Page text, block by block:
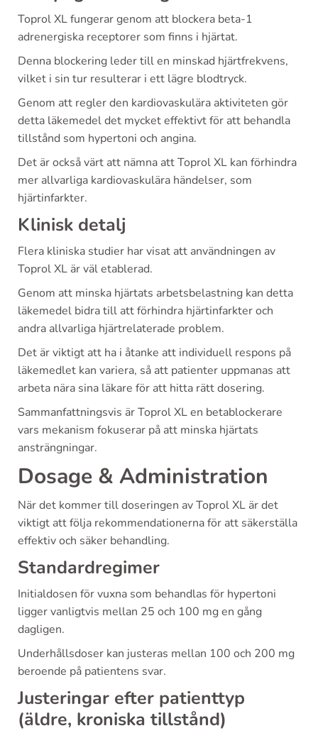
Toprol XL fungerar genom att blockera beta-1
adrenergiska receptorer som finns i hjärtat.
Denna blockering leder till en minskad hjärtfrekvens,
vilket i sin tur resulterar i ett lägre blodtryck.
Genom att regler den kardiovaskulära aktiviteten gör
detta läkemedel det mycket effektivt för att behandla
tillstånd som hypertoni och angina.
Det är också värt att nämna att Toprol XL kan förhindra
mer allvarliga kardiovaskulära händelser, som
hjärtinfarkter.
Klinisk detalj
Flera kliniska studier har visat att användningen av
Toprol XL är väl etablerad.
Genom att minska hjärtats arbetsbelastning kan detta
läkemedel bidra till att förhindra hjärtinfarkter och
andra allvarliga hjärtrelaterade problem.
Det är viktigt att ha i åtanke att individuell respons på
läkemedlet kan variera, så att patienter uppmanas att
arbeta nära sina läkare för att hitta rätt dosering.
Sammanfattningsvis är Toprol XL en betablockerare
vars mekanism fokuserar på att minska hjärtats
ansträngningar.
Dosage & Administration
När det kommer till doseringen av Toprol XL är det
viktigt att följa rekommendationerna för att säkerställa
effektiv och säker behandling.
Standardregimer
Initialdosen för vuxna som behandlas för hypertoni
ligger vanligtvis mellan 25 och 100 mg en gång
dagligen.
Underhållsdoser kan justeras mellan 100 och 200 mg
beroende på patientens svar.
Justeringar efter patienttyp
(äldre, kroniska tillstånd)